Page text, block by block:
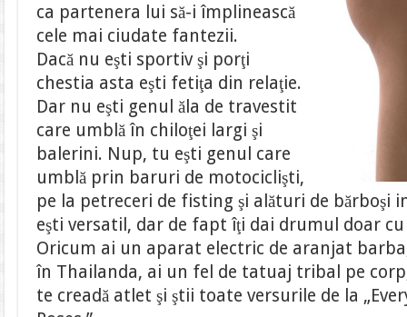
ca partenera lui să-i împlinească
cele mai ciudate fantezii.
Dacă nu eşti sportiv şi porţi
chestia asta eşti fetiţa din relaţie.
Dar nu eşti genul ăla de travestit
care umblă în chiloţei largi şi
balerini. Nup, tu eşti genul care
umblă prin baruri de motociclişti,
pe la petreceri de fisting şi alături de bărboşi
eşti versatil, dar de fapt îţi dai drumul doar
Oricum ai un aparat electric de aranjat
în Thailanda, ai un fel de tatuaj tribal pe
te creadă atlet şi ştii toate versurile de la